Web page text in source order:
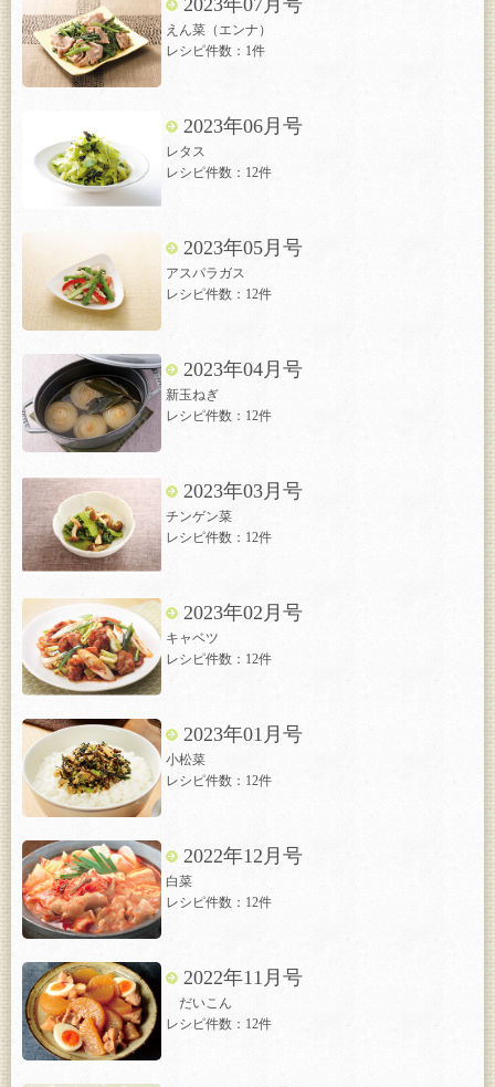
2023年07月号
えん菜（エンナ）
レシピ件数：1件
2023年06月号
レタス
レシピ件数：12件
2023年05月号
アスパラガス
レシピ件数：12件
2023年04月号
新玉ねぎ
レシピ件数：12件
2023年03月号
チンゲン菜
レシピ件数：12件
2023年02月号
キャベツ
レシピ件数：12件
2023年01月号
小松菜
レシピ件数：12件
2022年12月号
白菜
レシピ件数：12件
2022年11月号
だいこん
レシピ件数：12件